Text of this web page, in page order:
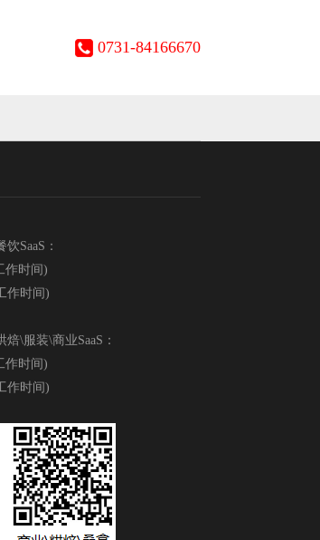
0731-84166670
SaaS：
作时间)
作时间)
\服装\商业SaaS：
作时间)
作时间)